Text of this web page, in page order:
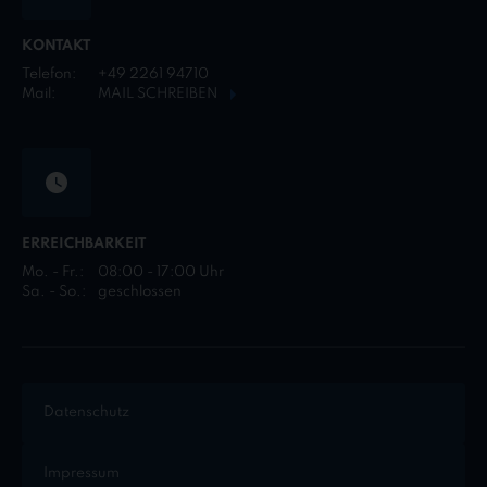
KONTAKT
Telefon:
+49 2261 94710
Mail:
MAIL SCHREIBEN
ERREICHBARKEIT
Mo. - Fr.:
08:00 - 17:00 Uhr
Sa. - So.:
geschlossen
Datenschutz
Impressum